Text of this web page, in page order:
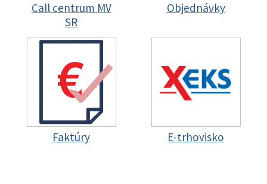
Call centrum MV
SR
Objednávky
Faktúry E-trhovisko